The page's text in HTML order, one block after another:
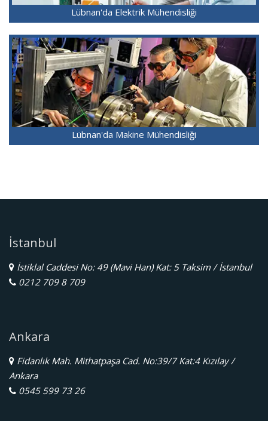
Lübnan'da Elektrik Mühendisliği
Lübnan'da Makine Mühendisliği
İstanbul
İstiklal Caddesi No: 49 (Mavi Han) Kat: 5 Taksim / İstanbul
0212 709 8 709
Ankara
Fidanlık Mah. Mithatpaşa Cad. No:39/7 Kat:4 Kızılay /
Ankara
0545 599 73 26